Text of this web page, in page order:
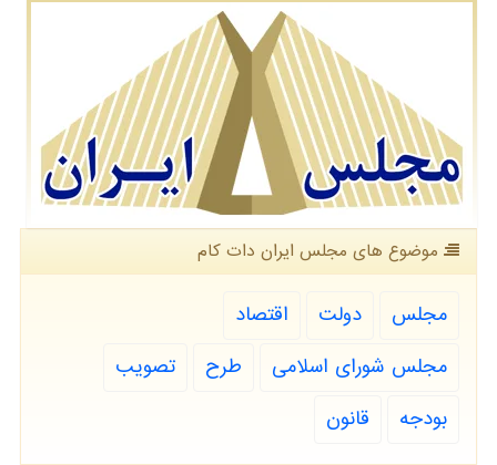
موضوع های مجلس ایران دات كام
مجلس دولت
اقتصاد
مجلس شورای اسلامی
طرح
تصویب
بودجه
قانون